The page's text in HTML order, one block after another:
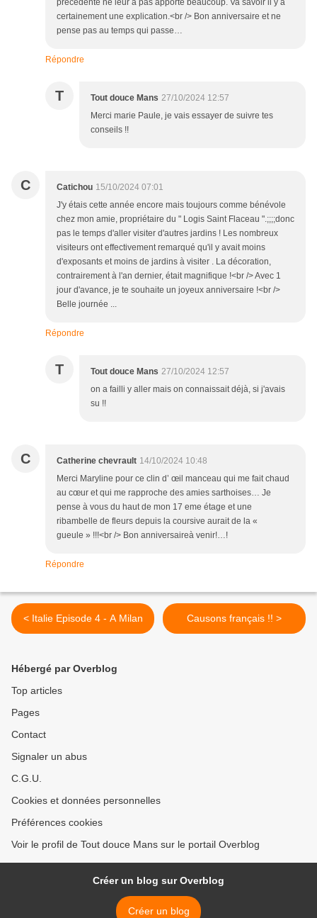
précédente ne leur a pas apporté beaucoup. Va savoir il y a
certainement une explication.<br /> Bon anniversaire et ne
pense pas au temps qui passe…
Répondre
T Tout douce Mans 27/10/2024 12:57
Merci marie Paule, je vais essayer de suivre tes
conseils !!
C Catichou 15/10/2024 07:01
J'y étais cette année encore mais toujours comme bénévole
chez mon amie, propriétaire du " Logis Saint Flaceau ".;;;;donc
pas le temps d'aller visiter d'autres jardins ! Les nombreux
visiteurs ont effectivement remarqué qu'il y avait moins
d'exposants et moins de jardins à visiter . La décoration,
contrairement à l'an dernier, était magnifique !<br /> Avec 1
jour d'avance, je te souhaite un joyeux anniversaire !<br />
Belle journée ...
Répondre
T Tout douce Mans 27/10/2024 12:57
on a failli y aller mais on connaissait déjà, si j'avais
su !!
C Catherine chevrault 14/10/2024 10:48
Merci Maryline pour ce clin d’ œil manceau qui me fait chaud
au cœur et qui me rapproche des amies sarthoises… Je
pense à vous du haut de mon 17 eme étage et une
ribambelle de fleurs depuis la coursive aurait de la «
gueule » !!!<br /> Bon anniversaireà venir!…!
Répondre
< Italie Episode 4 - A Milan Causons français !! >
Hébergé par Overblog
Top articles
Pages
Contact
Signaler un abus
C.G.U.
Cookies et données personnelles
Préférences cookies
Voir le profil de Tout douce Mans sur le portail Overblog
Créer un blog sur Overblog
Créer un blog